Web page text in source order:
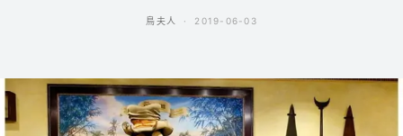
鳥夫人 2019-06-03